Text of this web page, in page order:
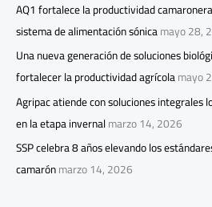
AQ1 fortalece la productividad
sistema de alimentación sónicamayo 28,
Una nueva generación de soluciones
fortalecer la productividad agrícolamayo
Agripac atiende con soluciones integrales
en la etapa invernalmarzo 14, 2026
SSP celebra 8 años elevando los
camarónmarzo 14, 2026